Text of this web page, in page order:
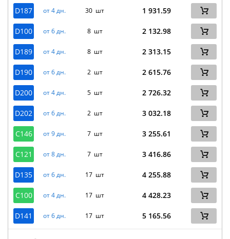
D187
от 4 дн. 30 шт 1 931.59
D100 от 6 дн. 8 шт 2 132.98
D189 от 4 дн. 8 шт 2 313.15
D190 от 6 дн. 2 шт 2 615.76
D200 от 4 дн. 5 шт 2 726.32
D202 от 6 дн. 2 шт 3 032.18
C146 от 9 дн. 7 шт 3 255.61
C121 от 8 дн. 7 шт 3 416.86
D135 от 6 дн. 17 шт 4 255.88
C100 от 4 дн. 17 шт 4 428.23
D141 от 6 дн. 17 шт 5 165.56